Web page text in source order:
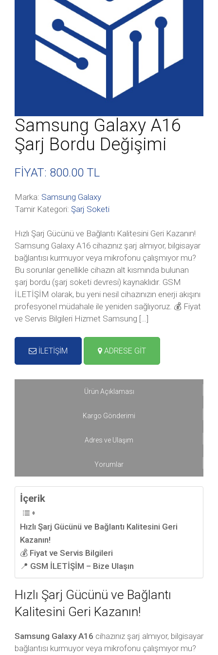
Samsung Galaxy A16
Şarj Bordu Değişimi
FİYAT: 800.00 TL
Marka: Samsung Galaxy
Tamir Kategori: Şarj Soketi
Hızlı Şarj Gücünü ve Bağlantı Kalitesini Geri Kazanın!
Samsung Galaxy A16 cihazınız şarj almıyor, bilgisayar
bağlantısı kurmuyor veya mikrofonu çalışmıyor mu?
Bu sorunlar genellikle cihazın alt kısmında bulunan
şarj bordu (şarj soketi devresi) kaynaklıdır. GSM
İLETİŞİM olarak, bu yeni nesil cihazınızın enerji akışını
profesyonel müdahale ile yeniden sağlıyoruz. 💰 Fiyat
ve Servis Bilgileri Hizmet Samsung […]
İLETİŞİM ADRESE GİT
Ürün Açıklaması
Kargo Gönderimi
Adres ve Ulaşım
Yorumlar
İçerik
Hızlı Şarj Gücünü ve Bağlantı Kalitesini Geri
Kazanın!
💰 Fiyat ve Servis Bilgileri
📍 GSM İLETİŞİM – Bize Ulaşın
Hızlı Şarj Gücünü ve Bağlantı
Kalitesini Geri Kazanın!
Samsung Galaxy A16 cihazınız şarj almıyor, bilgisayar
bağlantısı kurmuyor veya mikrofonu çalışmıyor mu?